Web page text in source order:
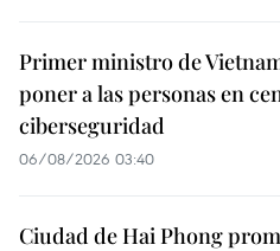
Primer ministro de
poner a las personas en
ciberseguridad
06/08/2026 03:40
Ciudad de Hai Phong